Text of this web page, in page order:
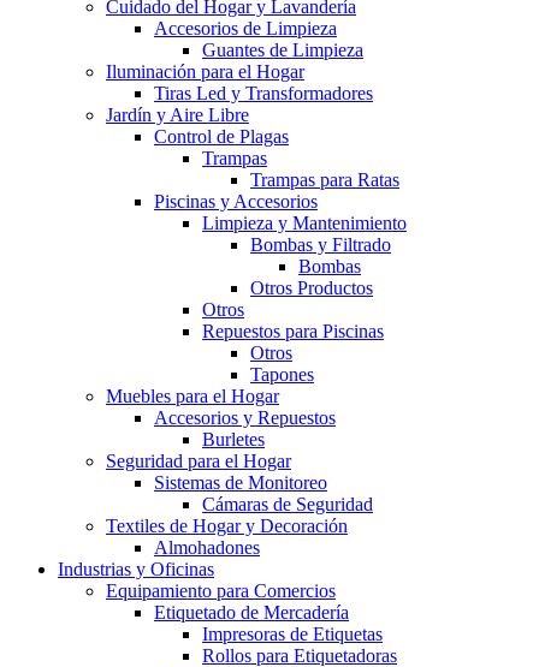
Cuidado del Hogar y Lavandería
Accesorios de Limpieza
Guantes de Limpieza
Iluminación para el Hogar
Tiras Led y Transformadores
Jardín y Aire Libre
Control de Plagas
Trampas
Trampas para Ratas
Piscinas y Accesorios
Limpieza y Mantenimiento
Bombas y Filtrado
Bombas
Otros Productos
Otros
Repuestos para Piscinas
Otros
Tapones
Muebles para el Hogar
Accesorios y Repuestos
Burletes
Seguridad para el Hogar
Sistemas de Monitoreo
Cámaras de Seguridad
Textiles de Hogar y Decoración
Almohadones
Industrias y Oficinas
Equipamiento para Comercios
Etiquetado de Mercadería
Impresoras de Etiquetas
Rollos para Etiquetadoras